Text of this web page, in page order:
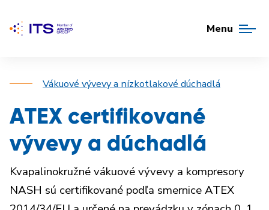
Menu
Vákuové vývevy a nízkotlakové dúchadlá
ATEX certifikované
vývevy a dúchadlá
Kvapalinokružné vákuové vývevy a kompresory
NASH sú certifikované podľa smernice ATEX